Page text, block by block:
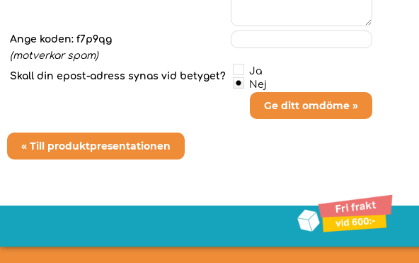
Ange koden: f7p9qg
(motverkar spam)
Skall din epost-adress synas vid betyget?
Ja
Nej
Ge ditt omdöme »
« Till produktpresentationen